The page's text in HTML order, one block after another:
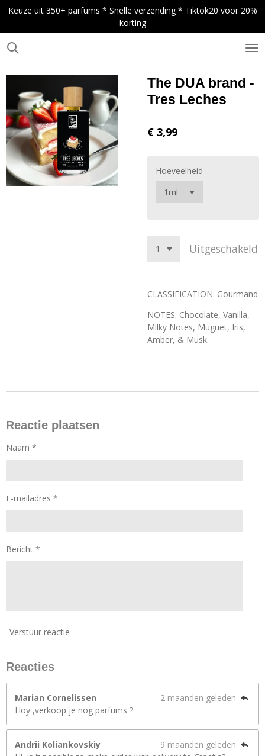
Ga
naar
de
Keuze uit 350+ parfums * Snelle verzending * Tiktok20 voor 20%
korting
The DUA brand -
Tres Leches
€ 3,99
Hoeveelheid
Uitgeschakeld
CLASSIFICATION: Gourmand
NOTES: Chocolate, Vanilla,
Milky Notes, Muguet, Iris,
Amber, & Musk.
Reactie plaatsen
Naam *
E-mailadres *
Bericht *
Verstuur reactie
Reacties
Marian Cornelissen
2 maanden geleden
Hoy ,verkoop je nog parfums ?
Andrii Koliankovskiy
9 maanden geleden